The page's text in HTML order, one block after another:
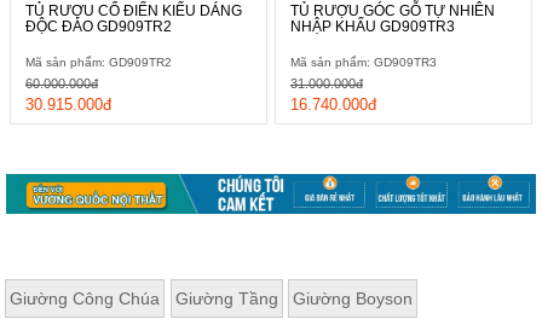
TỦ RƯỢU CỔ ĐIỂN KIỂU DÁNG
ĐỘC ĐÁO GD909TR2
Mã sản phẩm: GD909TR2
30.915.000đ
60.000.000đ
TỦ RƯỢU GÓC GỖ TỰ NHIÊN
NHẬP KHẨU GD909TR3
Mã sản phẩm: GD909TR3
16.740.000đ
31.000.000đ
Giường Công Chúa Giường Tầng Giường Boyson